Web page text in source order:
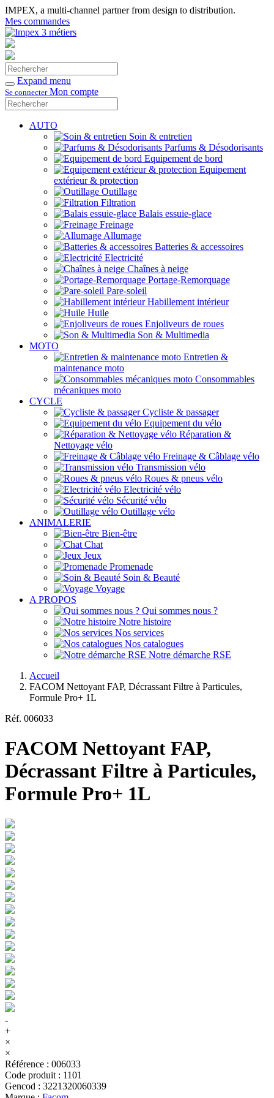
IMPEX, a multi-channel partner from design to distribution.
Mes commandes
Rechercher
Valider
Expand menu
Se connecter Mon compte
Rechercher
AUTO
Soin & entretien
Parfums & Désodorisants
Equipement de bord
Equipement
extérieur & protection
Outillage
Filtration
Balais essuie-glace
Freinage
Allumage
Batteries & accessoires
Electricité
Chaînes à neige
Portage-Remorquage
Pare-soleil
Habillement intérieur
Huile
Enjoliveurs de roues
Son & Multimedia
MOTO
Entretien &
maintenance moto
Consommables
mécaniques moto
CYCLE
Cycliste & passager
Equipement du vélo
Réparation &
Nettoyage vélo
Freinage & Câblage vélo
Transmission vélo
Roues & pneus vélo
Electricité vélo
Sécurité vélo
Outillage vélo
ANIMALERIE
Bien-être
Chat
Jeux
Promenade
Soin & Beauté
Voyage
A PROPOS
Qui sommes nous ?
Notre histoire
Nos services
Nos catalogues
Notre démarche RSE
Accueil
FACOM Nettoyant FAP, Décrassant Filtre à Particules,
Formule Pro+ 1L
Réf. 006033
FACOM Nettoyant FAP,
Décrassant Filtre à Particules,
Formule Pro+ 1L
-
+
×
×
Référence : 006033
Code produit : 1101
Gencod : 3221320060339